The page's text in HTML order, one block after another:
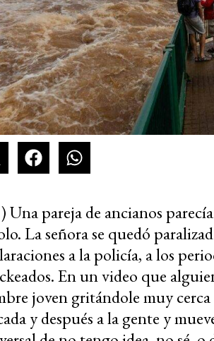
Una pareja de ancianos
La señora se quedó
a la policía, a los
En un video que
joven gritándole muy
y después a la gente y